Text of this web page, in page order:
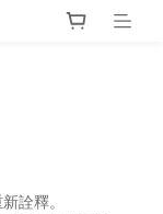
詮釋。